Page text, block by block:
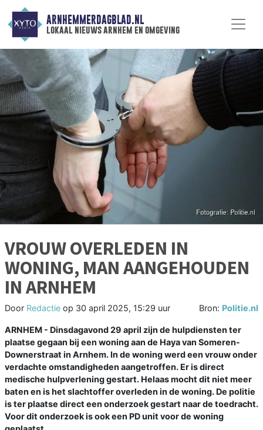
ARNHEMMERDAGBLAD.NL
lokaal nieuws arnhem en omgeving
VROUW OVERLEDEN IN
WONING, MAN AANGEHOUDEN
IN ARNHEM
Door Redactie op 30 april 2025, 15:29 uur Bron: Politie.nl
ARNHEM - Dinsdagavond 29 april zijn de hulpdiensten ter
plaatse gegaan bij een woning aan de Haya van Someren-
Downerstraat in Arnhem. In de woning werd een vrouw onder
verdachte omstandigheden aangetroffen. Er is direct
medische hulpverlening gestart. Helaas mocht dit niet meer
baten en is het slachtoffer overleden in de woning. De politie
is ter plaatse direct een onderzoek gestart naar de toedracht.
Voor dit onderzoek is ook een PD unit voor de woning